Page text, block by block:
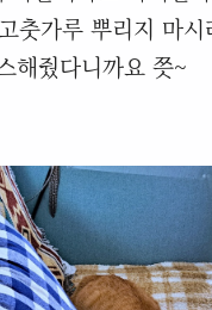
춧가루 뿌리지 마시
해줬다니까요 쯧~